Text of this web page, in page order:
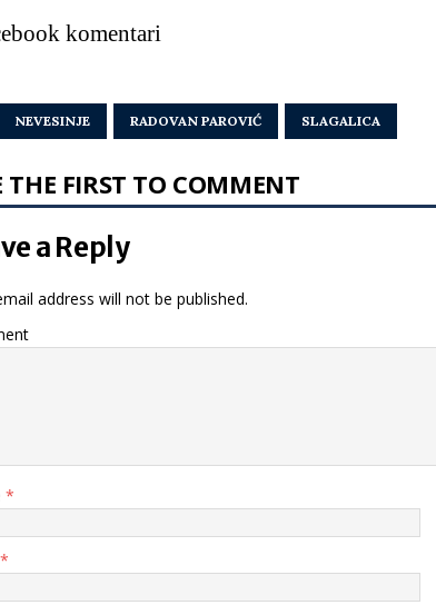
komentari
NEVESINJE RADOVAN PAROVIĆ SLAGALICA
THE FIRST TO COMMENT
a Reply
address will not be published.
*
*